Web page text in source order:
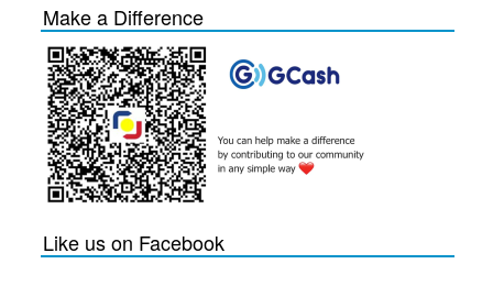
Make a Difference
Like us on Facebook